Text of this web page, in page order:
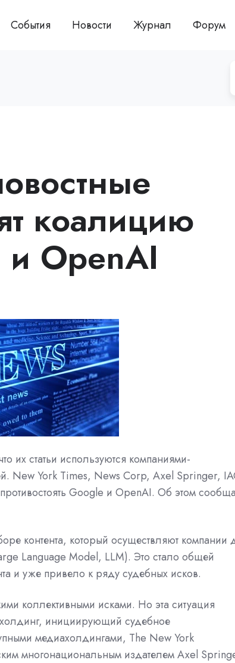
События Новости Журнал Форум
коалицию
и OpenAI
их статьи используются компаниями-
New York Times, News Corp, Axel Springer,
Google и OpenAI. Об этом
контента, который осуществляют компании
Language Model, LLM). Это стало общей
и уже привело к ряду судебных исков.
коллективными исками. Но эта ситуация
инициирующий судебное
медиахолдингами, The New York
многонациональным издателем Axel